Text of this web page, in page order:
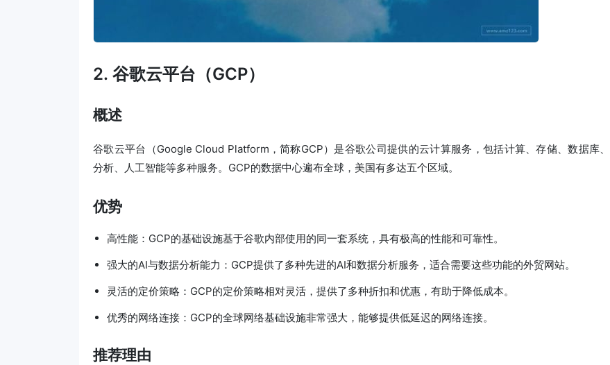
2. 谷歌云平台（GCP）
概述
谷歌云平台（Google Cloud Platform，简称GCP）是谷歌公司提供的云计算服务，包括计算、存储、数据库、
分析、人工智能等多种服务。GCP的数据中心遍布全球，美国有多达五个区域。
优势
高性能：GCP的基础设施基于谷歌内部使用的同一套系统，具有极高的性能和可靠性。
强大的AI与数据分析能力：GCP提供了多种先进的AI和数据分析服务，适合需要这些功能的外贸网站。
灵活的定价策略：GCP的定价策略相对灵活，提供了多种折扣和优惠，有助于降低成本。
优秀的网络连接：GCP的全球网络基础设施非常强大，能够提供低延迟的网络连接。
推荐理由